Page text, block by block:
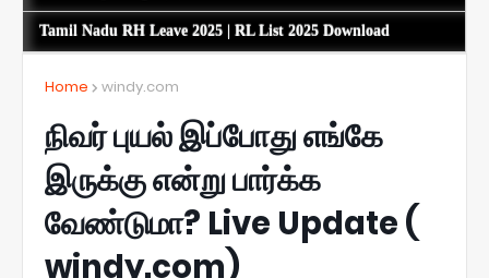
Tamil Nadu RH Leave 2025 | RL List 2025 Download
Home windy.com
நிவர் புயல் இப்போது எங்கே
இருக்கு என்று பார்க்க
வேண்டுமா? Live Update (
windy.com)